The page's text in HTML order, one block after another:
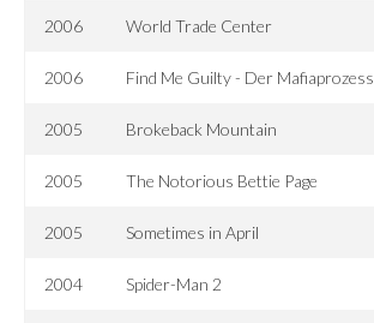
2006 World Trade Center
2006 Find Me Guilty - Der Mafiaprozess
2005 Brokeback Mountain
2005 The Notorious Bettie Page
2005 Sometimes in April
2004 Spider-Man 2